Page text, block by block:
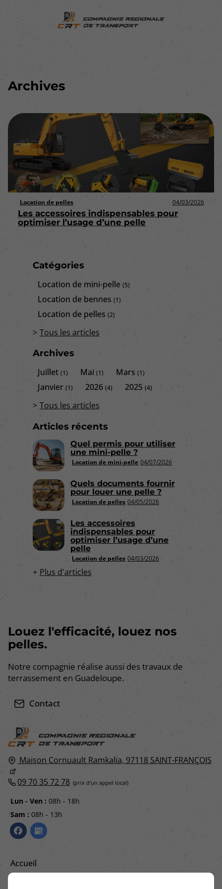
Catégories
Location de mini-pelle (5)
Location de bennes (1)
Location de pelles (2)
Tous les articles
Archives
Juillet (1) Mai(1) Mars(1)
Janvier (1) 2026(4) 2025(4)
Tous les articles
Articles récents
Location de mini-pelle 04/07/2026
Quel permis pour utiliser
une mini-pelle ?
Location de pelles 04/05/2026
Quels documents fournir
pour louer une pelle ?
Location de pelles 04/03/2026
Les accessoires
indispensables pour
optimiser l’usage d’une
pelle
Plus d'articles
Archives
Location de pelles 04/03/2026
Les accessoires indispensables pour
optimiser l’usage d’une pelle
Maison Cornuault Ramkalia, 97118 SAINT-FRANÇOIS
09 70 35 72 78
Lun - Ven : 08h - 18h
Sam : 08h - 13h
Accueil
Louez l'efficacité, louez nos
pelles.
Notre compagnie réalise aussi des travaux de
terrassement en Guadeloupe.
Contact